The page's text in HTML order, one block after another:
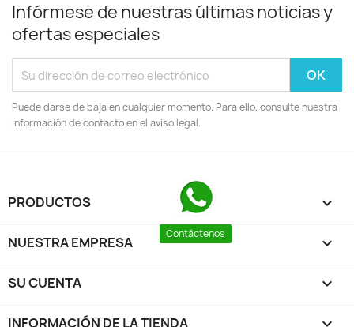
Infórmese de nuestras últimas noticias y
ofertas especiales
Puede darse de baja en cualquier momento. Para ello, consulte nuestra
información de contacto en el aviso legal.
PRODUCTOS 
NUESTRA EMPRESA 
SU CUENTA 
INFORMACIÓN DE LA TIENDA
Contáctenos